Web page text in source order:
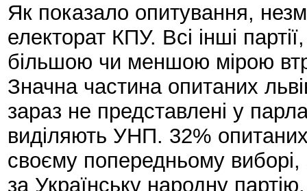
Як показало опитування,
електорат КПУ. Всі інші
більшою чи меншою мірою
Значна частина опитаних
зараз не представлені у
виділяють УНП. 32%
своєму попередньому виборі,
за Українську народну